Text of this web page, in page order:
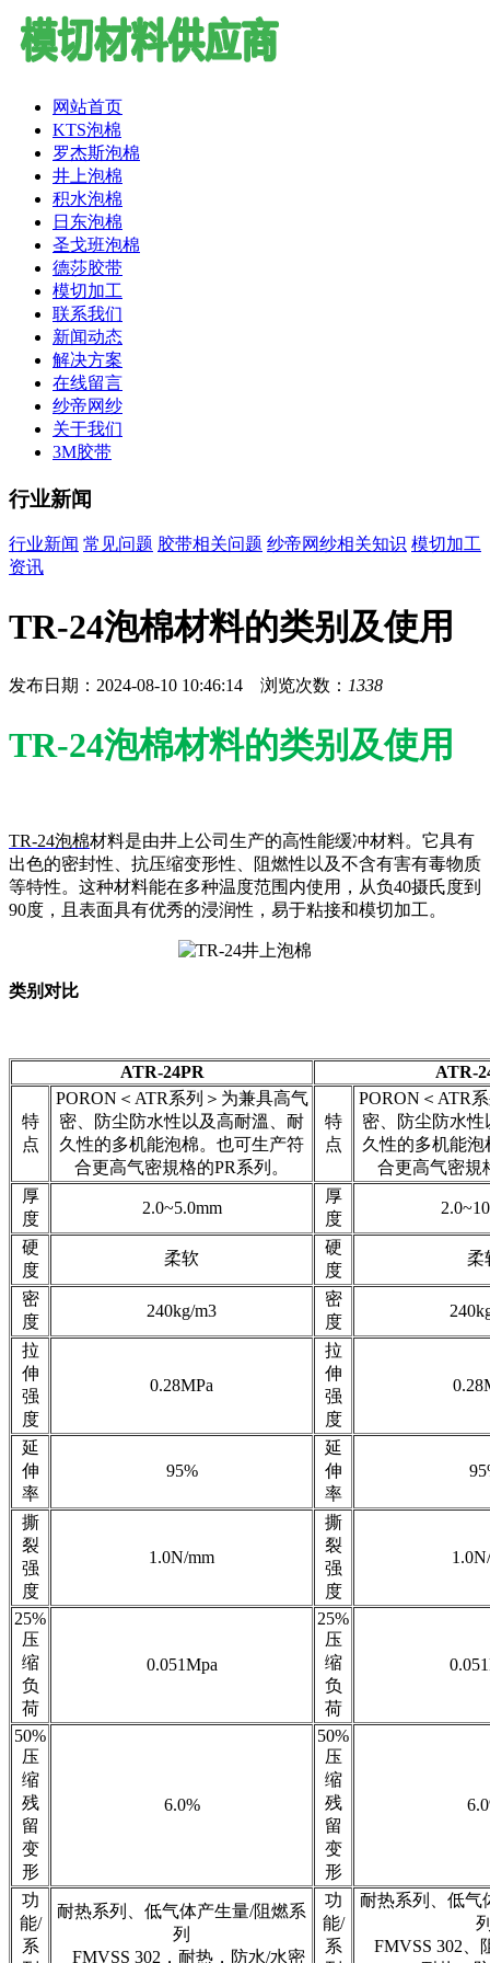
网站首页
KTS泡棉
罗杰斯泡棉
井上泡棉
积水泡棉
日东泡棉
圣戈班泡棉
德莎胶带
模切加工
联系我们
新闻动态
解决方案
在线留言
纱帝网纱
关于我们
3M胶带
行业新闻
行业新闻 常见问题 胶带相关问题 纱帝网纱相关知识 模切加工
资讯
TR-24泡棉材料的类别及使用
发布日期：2024-08-10 10:46:14 浏览次数： 1338
TR-24泡棉材料的类别及使用
TR-24泡棉材料是由井上公司生产的高性能缓冲材料。它具有
出色的密封性、抗压缩变形性、阻燃性以及不含有害有毒物质
等特性。这种材料能在多种温度范围内使用，从负40摄氏度到
90度，且表面具有优秀的浸润性，易于粘接和模切加工。
类别对比
ATR-24PR ATR-
特
点
PORON＜ATR系列＞为兼具高气
密、防尘防水性以及高耐溫、耐
久性的多机能泡棉。也可生产符
合更高气密規格的PR系列。
特
点
PORON＜ATR
密、防尘防水
久性的多机能
合更高气密規
厚
度
2.0~5.0mm
厚
度
硬
度
柔软
硬
度
柔
密
度
240kg/m3
密
度
拉
伸
强
度
0.28MPa
拉
伸
强
度
延
伸
率
95%
延
伸
率
撕
裂
强
度
1.0N/mm
撕
裂
强
度
25%
压
缩
负
荷
0.051Mpa
25%
压
缩
负
荷
50%
压
缩
残
留
变
形
6.0%
50%
压
缩
残
留
变
形
功
能/
系
耐热系列、低气体产生量/阻燃系
列
FMVSS 302，耐热，防水/水密
功
能/
系
耐热系列、低气
FMVSS 302、